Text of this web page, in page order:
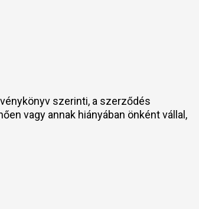
szerinti, a szerződés
vagy annak hiányában önként vállal,